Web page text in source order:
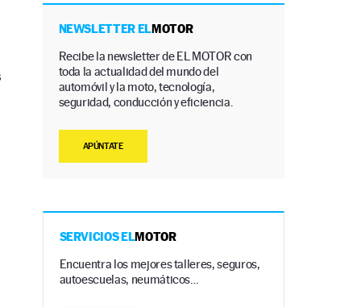
NEWSLETTER ELMOTOR
Recibe la newsletter de EL MOTOR con
toda la actualidad del mundo del
automóvil y la moto, tecnología,
seguridad, conducción y eficiencia.
APÚNTATE
SERVICIOS ELMOTOR
Encuentra los mejores talleres, seguros,
autoescuelas, neumáticos…